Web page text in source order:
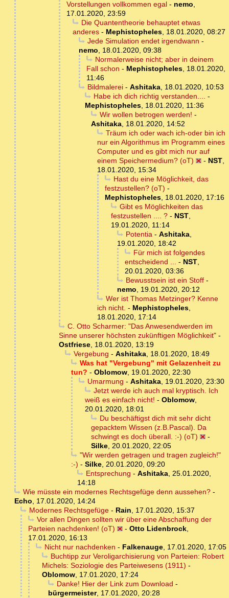
Vorstellungen vollkommen egal - nemo,
17.01.2020, 23:59
Die Quantentheorie behauptet etwas
anderes - Mephistopheles, 18.01.2020, 08:27
Jede Simulation endet irgendwann -
nemo, 18.01.2020, 09:38
Normalerweise nicht; aber in deinem
Fall schon - Mephistopheles, 18.01.2020,
11:46
Bildmalerei- Ashitaka, 18.01.2020, 10:53
Habe ich dich richtig verstanden.... -
Mephistopheles, 18.01.2020, 11:36
Wir wollen betrogen werden! -
Ashitaka, 18.01.2020, 14:52
Träum ich oder wach ich-oder bin ich
nur ein Algorithmus im Programm eines
Computer und es gibt mich nur auf
einem Speichermedium? (oT)
- NST,
18.01.2020, 15:34
Hast du eine Möglichkeit, das
festzustellen? (oT) -
Mephistopheles, 18.01.2020, 17:16
Gibt es Möglichkeiten das
festzustellen .... ? - NST,
19.01.2020, 11:14
Potentia- Ashitaka,
19.01.2020, 18:42
Für mich ist folgendes
entscheidend ... - NST,
20.01.2020, 03:36
Bewusstsein ist ein Stoff-
nemo, 19.01.2020, 20:12
Wer ist Thomas Metzinger? Kenne
ich nicht. - Mephistopheles,
18.01.2020, 17:14
C. Otto Scharmer: "Das Anwesendwerden im
Sinne unserer höchsten zukünftigen Möglichkeit" -
Ostfriese, 18.01.2020, 13:19
Vergebung - Ashitaka, 18.01.2020, 18:49
Was hat "Vergebung" mit Gelazenheit zu
tun? - Oblomow, 19.01.2020, 22:30
Umarmung - Ashitaka, 19.01.2020, 23:30
Jetzt werde ich auch mal kryptisch. Ich
weiß es einfach nicht! - Oblomow,
20.01.2020, 18:01
Du beschäftigst dich mit sehr dicht
gepacktem Wissen (z.B.Pascal). Da
schwingt es doch überall. :-) (oT)
-
Silke, 20.01.2020, 22:05
"Wir werden getragen und tragen zugleich!"
:-) - Silke, 20.01.2020, 09:20
Entsprechung - Ashitaka, 25.01.2020,
14:18
Wie müsste ein modernes Rechtsgefüge denn aussehen?-
Echo, 17.01.2020, 14:24
Modernes Rechtsgefüge- Rain, 17.01.2020, 15:37
Vor allen Dingen sollten wir über eine Abschaffung der
Parteien nachdenken! (oT)
- Otto Lidenbrock,
17.01.2020, 16:13
Nicht nur nachdenken - Falkenauge, 17.01.2020, 17:05
Buchtipp zur Veroligarchisierung von Parteien: Robert
Michels: Soziologie des Parteiwesens (1911) -
Oblomow, 17.01.2020, 17:24
Danke! Hier der Link zum Download -
bürgermeister, 17.01.2020, 20:28